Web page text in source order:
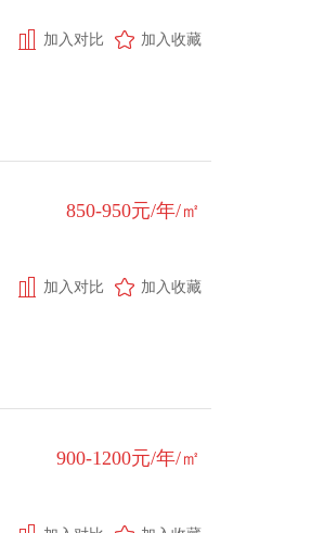
加入收藏
加入对比
850-950元/年/㎡
加入收藏
加入对比
900-1200元/年/㎡